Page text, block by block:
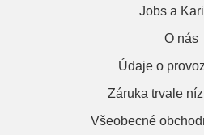
Jobs a
O nás
Údaje o
Záruka trvale
Všeobecné